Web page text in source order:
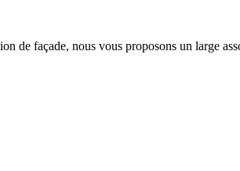
de façade, nous vous proposons un large